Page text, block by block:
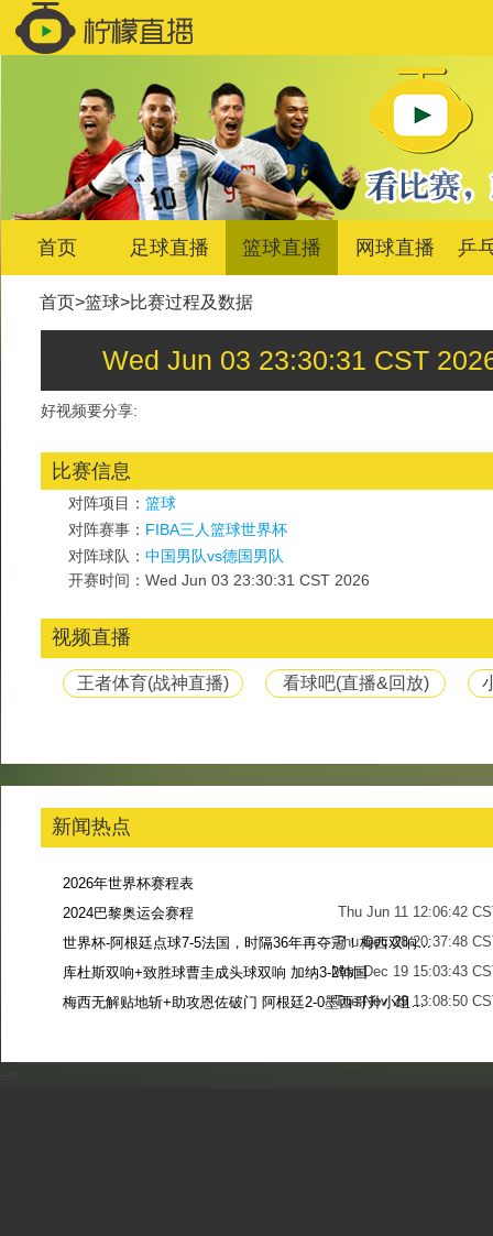
首页 足球直播 篮球直播 网球直播 乒
首页>篮球>比赛过程及数据
Wed Jun 03 23:30:31 CST
好视频要分享:
比赛信息
对阵项目： 篮球
对阵赛事： FIBA三人篮球世界杯
对阵球队： 中国男队vs德国男队
开赛时间：Wed Jun 03 23:30:31 CST 2026
视频直播
王者体育(战神直播) 看球吧(直播&回放)
新闻热点
2026年世界杯赛程表
Thu Jun 11 12:06:42
2024巴黎奥运会赛程
Thu Dec 28 20:37:48
世界杯-阿根廷点球7-5法国，时隔36年再夺冠！梅西双响姆巴佩戴帽
Mon Dec 19 15:03:43
库杜斯双响+致胜球曹圭成头球双响 加纳3-2韩国
Tue Nov 29 13:08:50
梅西无解贴地斩+助攻恩佐破门 阿根廷2-0墨西哥升小组第二